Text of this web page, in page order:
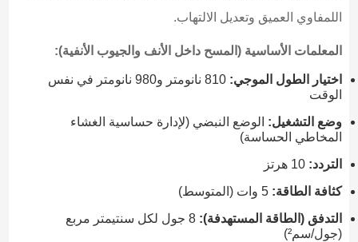
اللمفاوي العميق وتعديل الالتهاب.
المعلمات الأساسية (المسح داخل الأنف والجيوب الأنفية):
اختيار الطول الموجي:
810 نانومتر و980 نانومتر في نفس
الوقت
وضع التشغيل: الوضع النبضي (لإدارة حساسية الغشاء
المخاطي الحساسة)
التردد:
كثافة الطاقة:
التدفق (الطاقة المستهدفة):
8 جول لكل سنتيمتر مربع
(جول/سم²)